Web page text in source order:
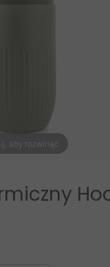
aby rozwinąć